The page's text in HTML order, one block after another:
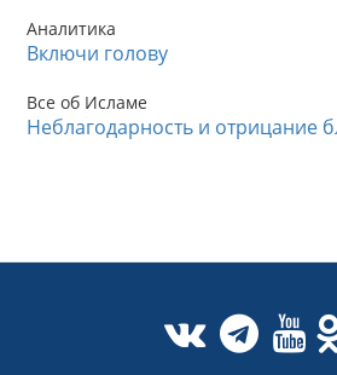
Аналитика
Включи голову
Все об Исламе
Неблагодарность и отрицание